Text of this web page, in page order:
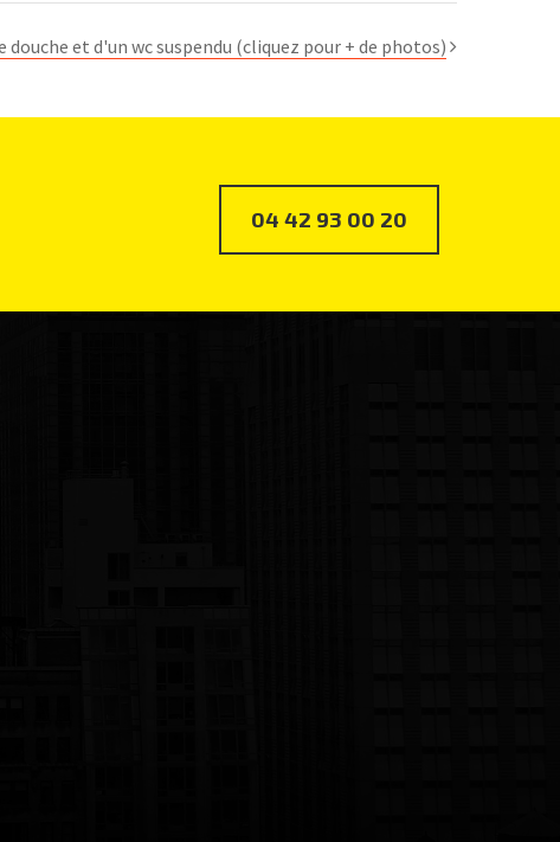
douche et d'un wc suspendu (cliquez pour + de photos)
04 42 93 00 20